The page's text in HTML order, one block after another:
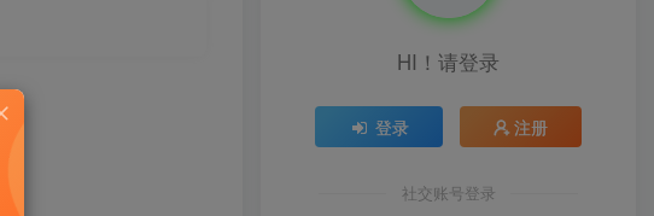
HI！请登录
登录 注册
社交账号登录